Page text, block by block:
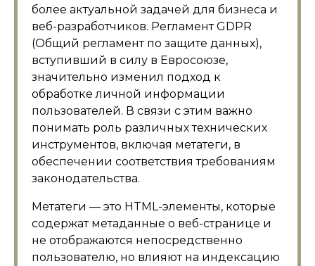
более актуальной задачей для бизнеса и
веб-разработчиков. Регламент GDPR
(Общий регламент по защите данных),
вступивший в силу в Евросоюзе,
значительно изменил подход к
обработке личной информации
пользователей. В связи с этим важно
понимать роль различных технических
инструментов, включая метатеги, в
обеспечении соответствия требованиям
законодательства.
Метатеги — это HTML-элементы, которые
содержат метаданные о веб-странице и
не отображаются непосредственно
пользователю, но влияют на индексацию